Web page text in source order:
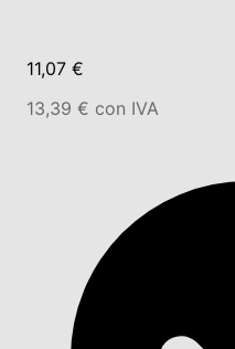
11,07 €
13,39 € con IVA